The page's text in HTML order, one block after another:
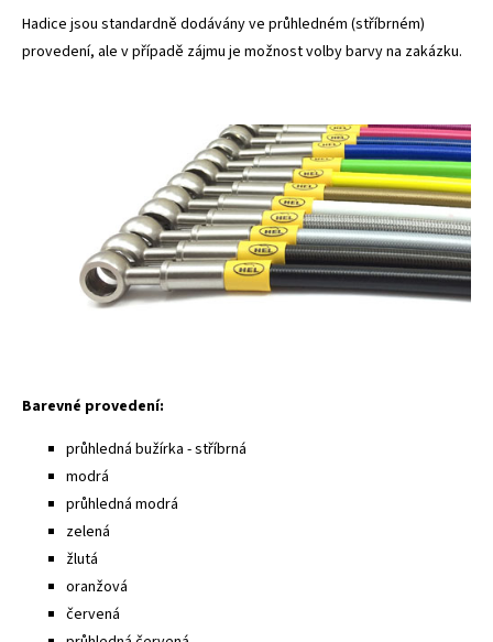
Hadice jsou standardně dodávány ve průhledném (stříbrném)
provedení, ale v případě zájmu je možnost volby barvy na zakázku.
Barevné provedení:
průhledná bužírka - stříbrná
modrá
průhledná modrá
zelená
žlutá
oranžová
červená